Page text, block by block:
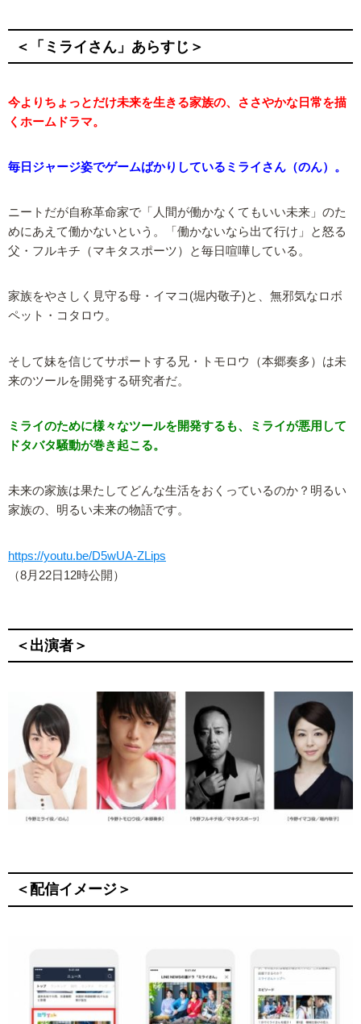
＜「ミライさん」あらすじ＞
今よりちょっとだけ未来を生きる家族の、ささやかな日常を描
くホームドラマ。
毎日ジャージ姿でゲームばかりしているミライさん（のん）。
ニートだが自称革命家で「人間が働かなくてもいい未来」のた
めにあえて働かないという。「働かないなら出て行け」と怒る
父・フルキチ（マキタスポーツ）と毎日喧嘩している。
家族をやさしく見守る母・イマコ(堀内敬子)と、無邪気なロボ
ペット・コタロウ。
そして妹を信じてサポートする兄・トモロウ（本郷奏多）は未
来のツールを開発する研究者だ。
ミライのために様々なツールを開発するも、ミライが悪用して
ドタバタ騒動が巻き起こる。
未来の家族は果たしてどんな生活をおくっているのか？明るい
家族の、明るい未来の物語です。
https://youtu.be/D5wUA-ZLips
（8月22日12時公開）
＜出演者＞
＜配信イメージ＞